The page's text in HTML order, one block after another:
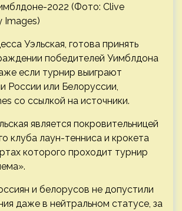
2022 (Фото: Clive
Images)
Уэльская, готова принять
победителей Уимблдона
если турнир выиграют
России или Белоруссии,
со ссылкой на источники.
является покровительницей
клуба лаун-тенниса и крокета
которого проходит турнир
и белорусов не допустили
даже в нейтральном статусе, за